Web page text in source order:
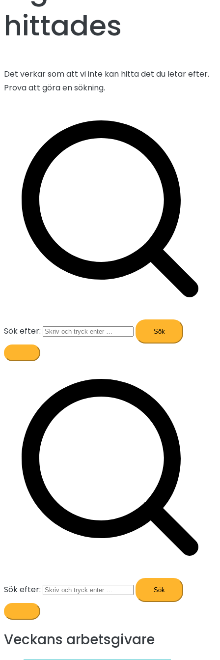
hittades
Det verkar som att vi inte kan hitta det du letar efter.
Prova att göra en sökning.
Sök efter:
Sök efter:
Veckans arbetsgivare